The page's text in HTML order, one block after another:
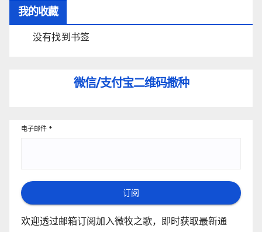
我的收藏
没有找到书签
微信/支付宝二维码撒种
电子邮件 *
订阅
欢迎透过邮箱订阅加入微牧之歌，即时获取最新通